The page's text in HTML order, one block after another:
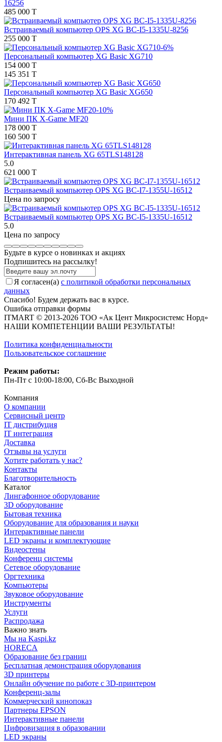
16256
485 000 T
Встраиваемый компьютер OPS XG BC-I5-1335U-8256
255 000 T
-6%
Персональный компьютер XG Basic XG710
154 000 T
145 351 T
Персональный компьютер XG Basic XG650
170 492 T
-10%
Мини ПК X-Game MF20
178 000 T
160 500 T
Интерактивная панель XG 65TLS148128
5.0
621 000 T
Встраиваемый компьютер OPS XG BC-I7-1355U-16512
Цена по запросу
Встраиваемый компьютер OPS XG BC-I5-1335U-16512
5.0
Цена по запросу
Будьте в курсе о новинках и акциях
Подпишитесь на рассылкy!
Я согласен(a) с политикой обработки персональных
данных
Спасибо! Будем держать вас в курсе.
Ошибка отправки формы
ITMART © 2013-2026 ТОО «Ак Цент Микросистемс Норд»
НАШИ КОМПЕТЕНЦИИ ВАШИ РЕЗУЛЬТАТЫ!
Политика конфиденциальности
Пользовательское соглашение
Режим работы:
Пн-Пт с 10:00-18:00, Сб-Вс Выходной
Компания
О компании
Сервисный центр
IT дистрибуция
IT интеграция
Доставка
Отзывы на услуги
Хотите работать у нас?
Контакты
Благотворительность
Каталог
Лингафонное оборудование
3D оборудование
Бытовая техника
Оборудование для образования и науки
Интерактивные панели
LED экраны и комплектующие
Видеостены
Конференц системы
Сетевое оборудование
Оргтехника
Компьютеры
Звуковое оборудование
Инструменты
Услуги
Распродажа
Важно знать
Мы на Kaspi.kz
HORECA
Образование без границ
Бесплатная демонстрация оборудования
3D принтеры
Онлайн обучение по работе с 3D-принтером
Конференц-залы
Коммерческий кинопоказ
Партнеры EPSON
Интерактивные панели
Цифровизация в образовании
LED экраны